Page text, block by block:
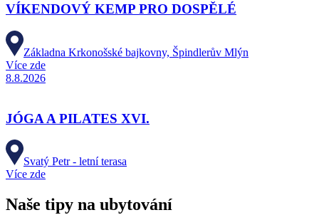
VÍKENDOVÝ KEMP PRO DOSPĚLÉ
Základna Krkonošské bajkovny, Špindlerův Mlýn
Více zde
8.8.2026
JÓGA A PILATES XVI.
Svatý Petr - letní terasa
Více zde
Naše tipy na ubytování